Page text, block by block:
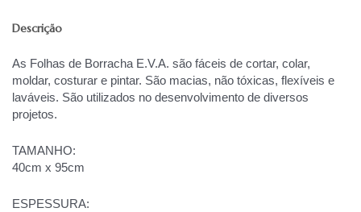
Descrição
As Folhas de Borracha E.V.A. são fáceis de cortar, colar,
moldar, costurar e pintar. São macias, não tóxicas, flexíveis e
laváveis. São utilizados no desenvolvimento de diversos
projetos.
TAMANHO:
40cm x 95cm
ESPESSURA: